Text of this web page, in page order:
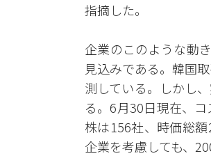
指摘した。
企業のこのような動
見込みである。韓国
測している。しかし
る。6月30日現在、
株は156社、時価総
企業を考慮しても、